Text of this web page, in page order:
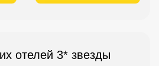
отелей 3* звезды